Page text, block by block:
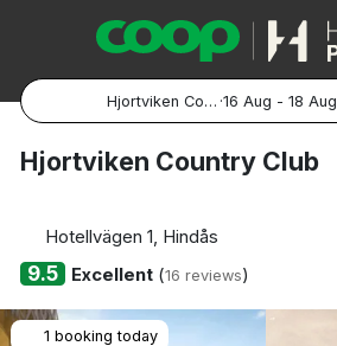
Hjortviken Country Club ·16 Aug - 18 Aug
Popular Destinations:
Göteborg
Hjortviken Country Club
Hotellvägen 1, Hindås
9.5 Excellent(16 reviews)
1 booking today